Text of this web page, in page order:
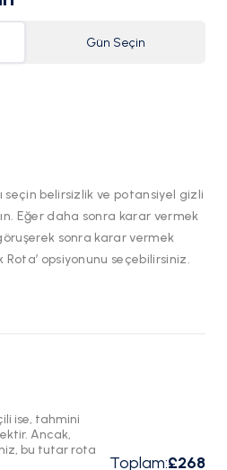
Gün Seçin
belirsizlik ve potansiyel gizli
Eğer daha sonra karar vermek
sonra karar vermek
Rota’ opsiyonunu seçebilirsiniz.
ise, tahmini
Ancak,
bu tutar rota
Toplam:£268